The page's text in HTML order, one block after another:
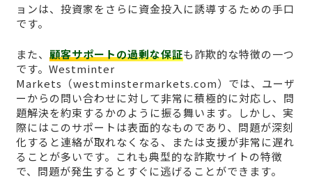
ョンは、投資家をさらに資金投入に誘導するための手口
です。
また、 顧客サポートの過剰な保証も詐欺的な特徴の一つ
です。Westminter
Markets（westminstermarkets.com）では、ユーザ
ーからの問い合わせに対して非常に積極的に対応し、問
題解決を約束するかのように振る舞います。しかし、実
際にはこのサポートは表面的なものであり、問題が深刻
化すると連絡が取れなくなる、または支援が非常に遅れ
ることが多いです。これも典型的な詐欺サイトの特徴
で、問題が発生するとすぐに逃げることができます。